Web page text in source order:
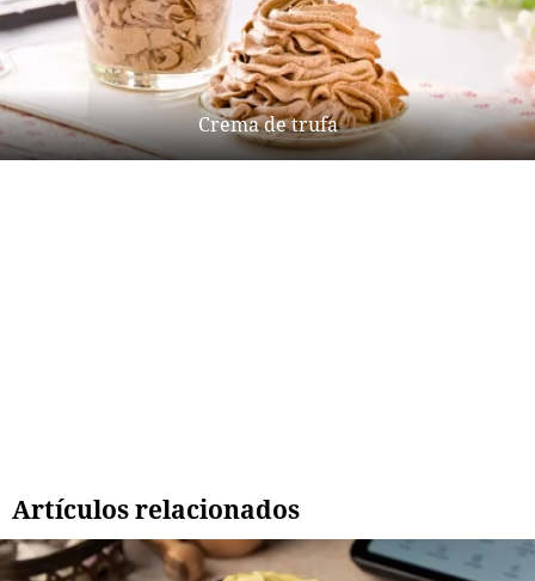
Crema de trufa
Artículos relacionados